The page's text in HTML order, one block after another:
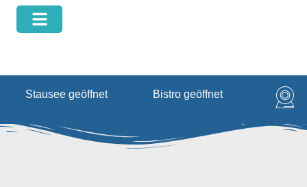
springen
Stausee geöffnet Bistro geöffnet